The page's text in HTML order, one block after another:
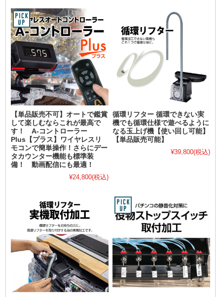
【単品販売不可】オートで鑑賞
して楽しむならこれが最高で
す！ A-コントローラー
Plus【プラス】ワイヤレスリ
モコンで簡単操作！さらにデー
タカウンター機能も標準装
備！ 動画配信にも最適！
¥24,800(税込)
循環リフター 循環できない実
機でも循環仕様で遊べるように
なる玉上げ機【使い回し可能】
【単品販売可能】
¥39,800(税込)